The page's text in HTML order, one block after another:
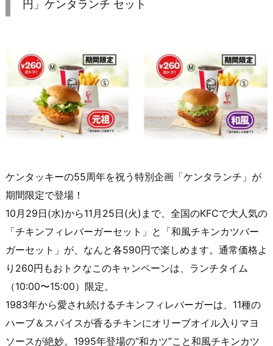
円」ケンタランチ セット
ケンタッキーの55周年を祝う特別企画「ケンタランチ」が
期間限定で登場！
10月29日(水)から11月25日(火)まで、全国のKFCで大人気の
「チキンフィレバーガーセット」と「和風チキンカツバー
ガーセット」が、なんと各590円で楽しめます。通常価格よ
り260円もおトクなこのキャンペーンは、ランチタイム
（10:00〜15:00）限定。
1983年から愛され続けるチキンフィレバーガーは、11種の
ハーブ＆スパイスが香るチキンにオリーブオイル入りマヨ
ソースが絶妙。1995年登場の“和カツ”こと和風チキンカツ